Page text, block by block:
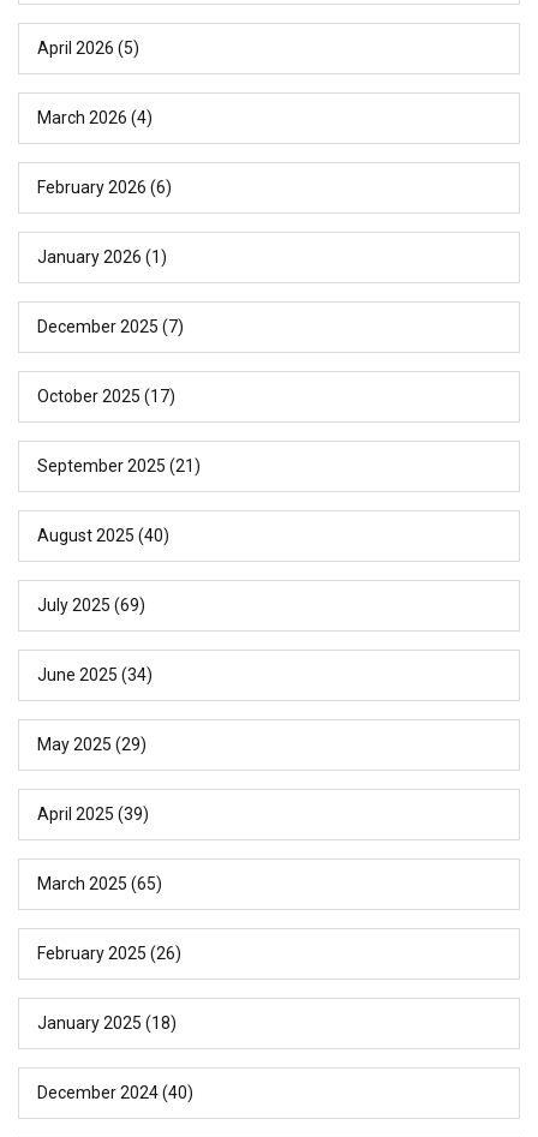
April 2026 (5)
March 2026 (4)
February 2026 (6)
January 2026 (1)
December 2025 (7)
October 2025 (17)
September 2025 (21)
August 2025 (40)
July 2025 (69)
June 2025 (34)
May 2025 (29)
April 2025 (39)
March 2025 (65)
February 2025 (26)
January 2025 (18)
December 2024(40)